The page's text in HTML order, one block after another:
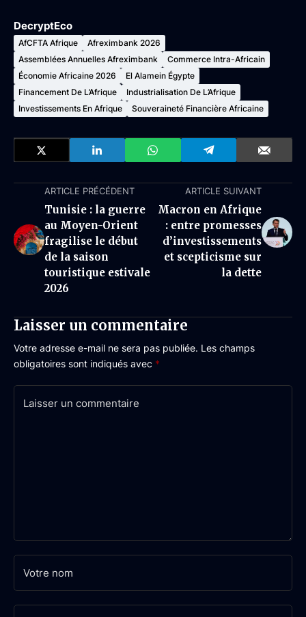
DecryptEco
AfCFTA Afrique
Afreximbank 2026
Assemblées Annuelles Afreximbank
Commerce Intra-Africain
Économie Africaine 2026
El Alamein Égypte
Financement De L’Afrique
Industrialisation De L’Afrique
Investissements En Afrique
Souveraineté Financière Africaine
ARTICLE PRÉCÉDENT
Tunisie : la guerre
au Moyen-Orient
fragilise le début
de la saison
touristique estivale
2026
ARTICLE SUIVANT
Macron en Afrique
: entre promesses
d’investissements
et scepticisme sur
la dette
Laisser un commentaire
Votre adresse e-mail ne sera pas publiée. Les champs
obligatoires sont indiqués avec *